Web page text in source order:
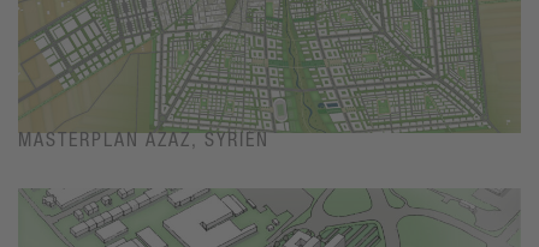
MASTERPLAN AZAZ, SYRIEN